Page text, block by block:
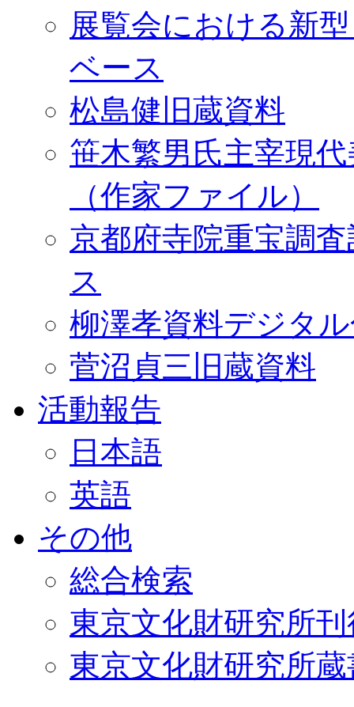
展覧会における新
ベース
松島健旧蔵資料
笹木繁男氏主宰現
（作家ファイル）
京都府寺院重宝調
ス
柳澤孝資料デジタ
菅沼貞三旧蔵資料
活動報告
日本語
英語
その他
総合検索
東京文化財研究所
東京文化財研究所